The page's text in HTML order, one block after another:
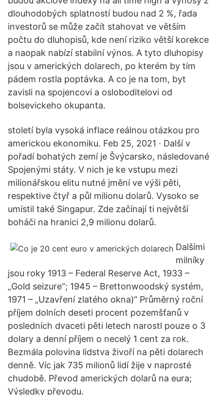
dlouhodobých splatností budou nad 2 %, řada
investorů se může začít stahovat ve větším
počtu do dluhopisů, kde není riziko větší korekce
a naopak nabízí stabilní výnos. A tyto dluhopisy
jsou v amerických dolarech, po kterém by tím
pádem rostla poptávka. A co je na tom, byt
zavisli na spojencovi a osloboditelovi od
bolsevickeho okupanta.
století byla vysoká inflace reálnou otázkou pro
americkou ekonomiku. Feb 25, 2021 · Další v
pořadí bohatých zemí je Švýcarsko, následované
Spojenými státy. V nich je ke vstupu mezi
milionářskou elitu nutné jmění ve výši pěti,
respektive čtyř a půl milionu dolarů. Vysoko se
umístil také Singapur. Zde začínají ti největší
boháči na hranici 2,9 milionu dolarů.
Dalšími
milníky
jsou roky 1913 – Federal Reserve Act, 1933 –
„Gold seizure“; 1945 – Brettonwoodský systém,
1971 – „Uzavření zlatého okna)“ Průměrný roční
příjem dolních deseti procent pozemšťanů v
posledních dvaceti pěti letech narostl pouze o 3
dolary a denní příjem o necelý 1 cent za rok.
Bezmála polovina lidstva živoří na pěti dolarech
denně. Víc jak 735 milionů lidí žije v naprosté
chudobě. Převod amerických dolarů na eura;
Výsledky převodu.